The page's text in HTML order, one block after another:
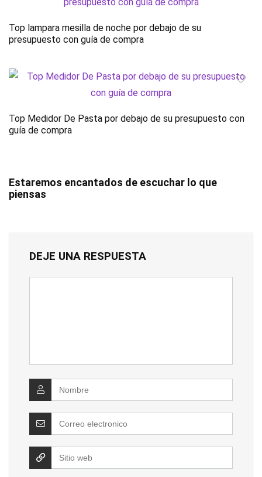
Top lampara mesilla de noche por debajo de su
presupuesto con guía de compra
Top Medidor De Pasta por debajo de su presupuesto con
guía de compra
Estaremos encantados de escuchar lo que
piensas
DEJE UNA RESPUESTA